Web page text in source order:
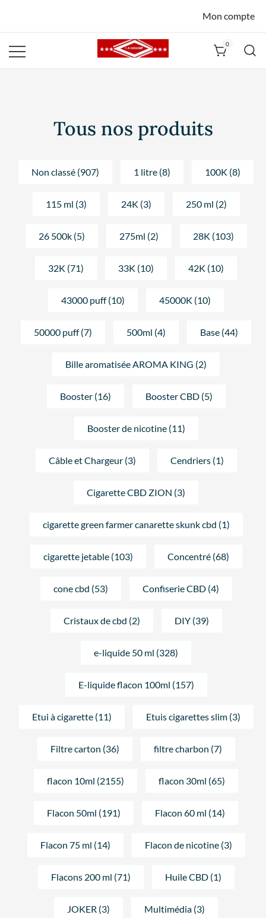
Mon compte
0
Tous nos produits
Non classé (907) 1 litre (8) 100K (8)
115 ml (3) 24K (3) 250 ml (2)
26 500k (5) 275ml (2) 28K (103)
32K (71) 33K (10) 42K (10)
43000 puff (10) 45000K (10)
50000 puff (7) 500ml (4) Base (44)
Bille aromatisée AROMA KING (2)
Booster (16) Booster CBD (5)
Booster de nicotine (11)
Câble et Chargeur (3) Cendriers (1)
Cigarette CBD ZION (3)
cigarette green farmer canarette skunk cbd (1)
cigarette jetable (103) Concentré (68)
cone cbd (53) Confiserie CBD (4)
Cristaux de cbd (2) DIY (39)
e-liquide 50 ml (328)
E-liquide flacon 100ml (157)
Etui à cigarette (11) Etuis cigarettes slim (3)
Filtre carton (36) filtre charbon (7)
flacon 10ml (2155) flacon 30ml (65)
Flacon 50ml (191) Flacon 60 ml (14)
Flacon 75 ml (14) Flacon de nicotine (3)
Flacons 200 ml (71) Huile CBD (1)
JOKER (3) Multimédia (3)